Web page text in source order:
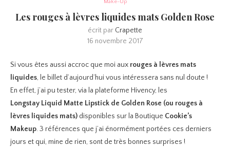
Make-Up
Les rouges à lèvres liquides mats Golden Rose
écrit par Crapette
16 novembre 2017
Si vous êtes aussi accroc que moi aux rouges à lèvres mats
liquides, le billet d’aujourd’hui vous intéressera sans nul doute !
En effet, j’ai pu tester, via la plateforme Hivency, les
Longstay Liquid Matte Lipstick de Golden Rose (ou rouges à
lèvres liquides mats) disponibles sur la Boutique Cookie’s
Makeup. 3 références que j’ai énormément portées ces derniers
jours et qui, mine de rien, sont de très bonnes surprises !